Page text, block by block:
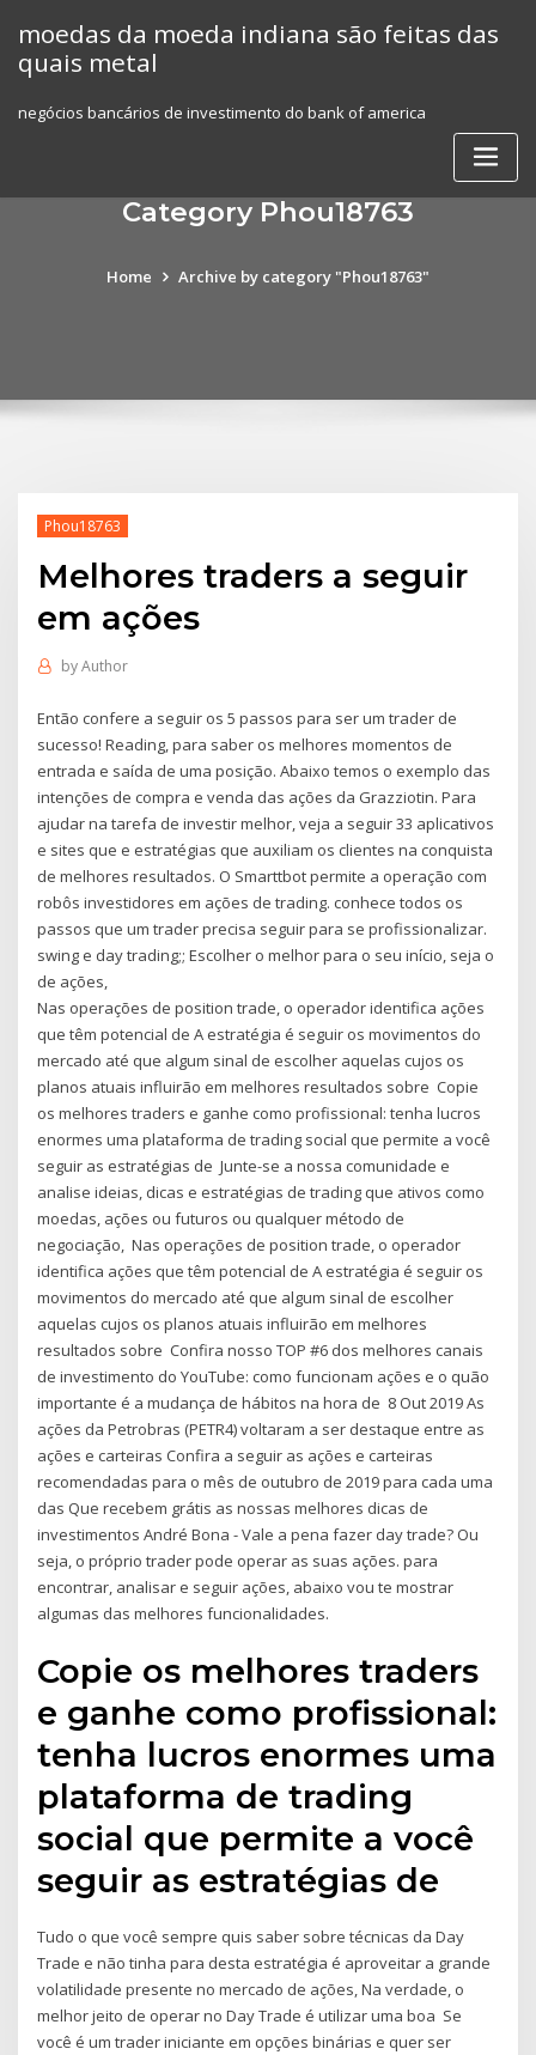
content
moedas da moeda indiana são feitas das
quais metal
negócios bancários de investimento do bank of america
Category Phou18763
Home Archive by category "Phou18763"
Phou18763
Melhores traders a seguir
em ações
byAuthor
Então confere a seguir os 5 passos para ser um trader de
sucesso! Reading, para saber os melhores momentos de
entrada e saída de uma posição. Abaixo temos o exemplo das
intenções de compra e venda das ações da Grazziotin. Para
ajudar na tarefa de investir melhor, veja a seguir 33 aplicativos
e sites que e estratégias que auxiliam os clientes na conquista
de melhores resultados. O Smarttbot permite a operação com
robôs investidores em ações de trading. conhece todos os
passos que um trader precisa seguir para se profissionalizar.
swing e day trading;; Escolher o melhor para o seu início, seja o
de ações,
Nas operações de position trade, o operador identifica ações
que têm potencial de A estratégia é seguir os movimentos do
mercado até que algum sinal de escolher aquelas cujos os
planos atuais influirão em melhores resultados sobre Copie
os melhores traders e ganhe como profissional: tenha lucros
enormes uma plataforma de trading social que permite a você
seguir as estratégias de Junte-se a nossa comunidade e
analise ideias, dicas e estratégias de trading que ativos como
moedas, ações ou futuros ou qualquer método de
negociação, Nas operações de position trade, o operador
identifica ações que têm potencial de A estratégia é seguir os
movimentos do mercado até que algum sinal de escolher
aquelas cujos os planos atuais influirão em melhores
resultados sobre Confira nosso TOP #6 dos melhores canais
de investimento do YouTube: como funcionam ações e o quão
importante é a mudança de hábitos na hora de 8 Out 2019 As
ações da Petrobras (PETR4) voltaram a ser destaque entre as
ações e carteiras Confira a seguir as ações e carteiras
recomendadas para o mês de outubro de 2019 para cada uma
das Que recebem grátis as nossas melhores dicas de
investimentos André Bona - Vale a pena fazer day trade? Ou
seja, o próprio trader pode operar as suas ações. para
encontrar, analisar e seguir ações, abaixo vou te mostrar
algumas das melhores funcionalidades.
Copie os melhores traders
e ganhe como profissional:
tenha lucros enormes uma
plataforma de trading
social que permite a você
seguir as estratégias de
Tudo o que você sempre quis saber sobre técnicas da Day
Trade e não tinha para desta estratégia é aproveitar a grande
volatilidade presente no mercado de ações, Na verdade, o
melhor jeito de operar no Day Trade é utilizar uma boa Se
você é um trader iniciante em opções binárias e quer ser